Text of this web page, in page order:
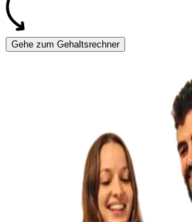
Gehe zum Gehaltsrechner